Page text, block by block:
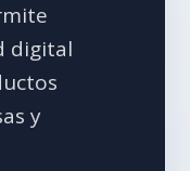
digital
y